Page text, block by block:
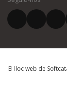
El vostre
Què
El lloc web de